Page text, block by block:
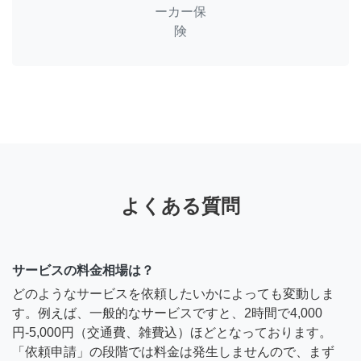
ーカー保
険
よくある質問
サービスの料金相場は？
どのようなサービスを依頼したいかによっても変動しま
す。例えば、一般的なサービスですと、2時間で4,000
円-5,000円（交通費、雑費込）ほどとなっております。
「依頼申請」の段階では料金は発生しませんので、まず